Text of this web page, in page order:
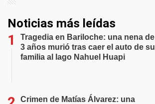
Noticias más leídas
Tragedia en Bariloche: una nena de
3 años murió tras caer el auto de su
familia al lago Nahuel Huapi
Crimen de Matías Álvarez: una